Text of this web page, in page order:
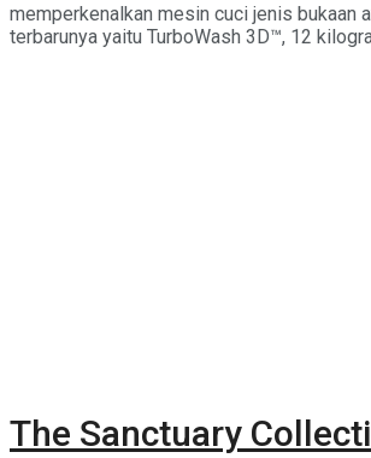
memperkenalkan mesin cuci jenis bukaan
terbarunya yaitu TurboWash 3D™, 12
The Sanctuary